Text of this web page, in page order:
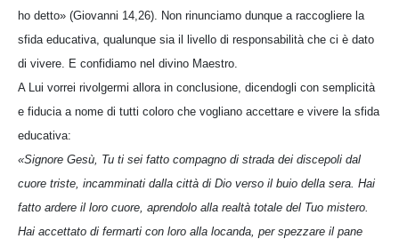
ho detto» (Giovanni 14,26). Non rinunciamo dunque a raccogliere la
sfida educativa, qualunque sia il livello di responsabilità che ci è dato
di vivere. E confidiamo nel divino Maestro.
A Lui vorrei rivolgermi allora in conclusione, dicendogli con semplicità
e fiducia a nome di tutti coloro che vogliano accettare e vivere la sfida
educativa:
«Signore Gesù, Tu ti sei fatto compagno di strada dei discepoli dal
cuore triste, incamminati dalla città di Dio verso il buio della sera. Hai
fatto ardere il loro cuore, aprendolo alla realtà totale del Tuo mistero.
Hai accettato di fermarti con loro alla locanda, per spezzare il pane